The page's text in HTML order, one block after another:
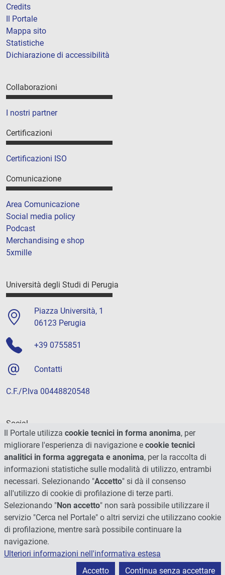
Credits
Il Portale
Mappa sito
Statistiche
Dichiarazione di accessibilità
Collaborazioni
I nostri partner
Certificazioni
Certificazioni ISO
Comunicazione
Area Comunicazione
Social media policy
Podcast
Merchandising e shop
5xmille
Università degli Studi di Perugia
Piazza Università, 1
06123 Perugia
+39 0755851
Contatti
C.F./P.Iva 00448820548
Social
© 2026 - Università degli Studi di Perugia
Il Portale utilizza cookie tecnici in forma anonima, per
migliorare l'esperienza di navigazione e cookie tecnici
analitici in forma aggregata e anonima, per la raccolta di
informazioni statistiche sulle modalità di utilizzo, entrambi
necessari. Selezionando "Accetto" si dà il consenso
all'utilizzo di cookie di profilazione di terze parti.
Selezionando "Non accetto" non sarà possibile utilizzare il
servizio "Cerca nel Portale" o altri servizi che utilizzano cookie
di profilazione, mentre sarà possibile continuare la
navigazione.
Ulteriori informazioni nell'informativa estesa
Accetto
Continua senza accettare